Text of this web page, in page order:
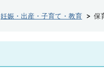
妊娠・出産・子育て・教育 保